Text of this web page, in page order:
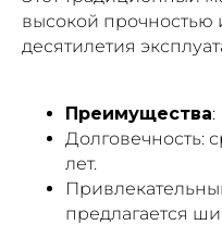
высокой прочностью
десятилетия
Преимущества:
Долговечность:
лет.
предлагается